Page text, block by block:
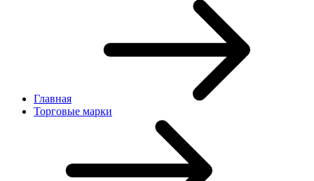
Главная
Торговые марки